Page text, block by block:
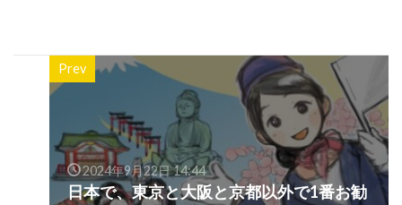
Prev
2024年9月22日 14:44
日本で、東京と大阪と京都以外で1番お勧